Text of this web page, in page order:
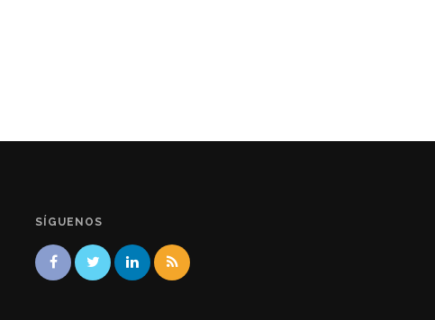
SÍGUENOS